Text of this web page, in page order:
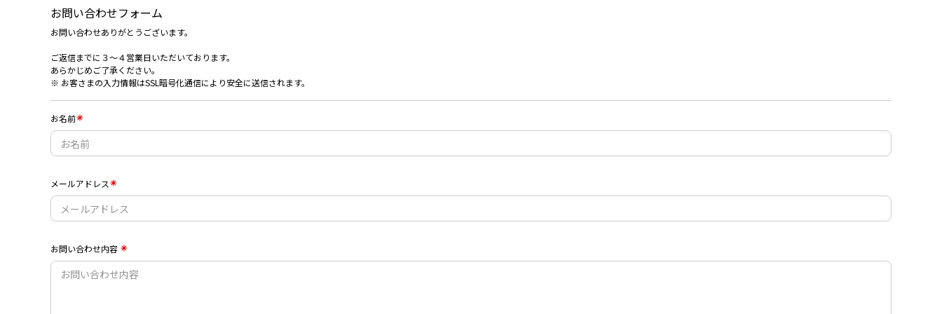
お問い合わせフォーム
お問い合わせありがとうございます。
ご返信までに３〜４営業日いただいております。
あらかじめご了承ください。
※ お客さまの入力情報はSSL暗号化通信により安全に送信されます。
お名前
メールアドレス
お問い合わせ内容